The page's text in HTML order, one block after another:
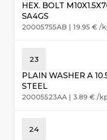
HEX. BOLT
SA4GS
20005755AB | 19.95 € /
23
PLAIN WASHER A
STEEL
20005523AA | 3.89 € /
24